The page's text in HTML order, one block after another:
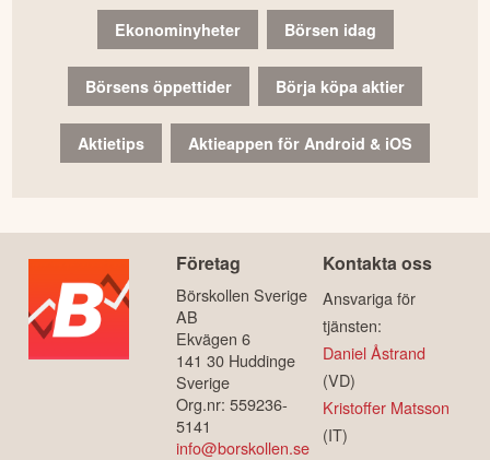
Ekonominyheter Börsen idag
Börsens öppettider Börja köpa aktier
Aktietips Aktieappen för Android & iOS
Företag
Börskollen Sverige
AB
Ekvägen 6
141 30 Huddinge
Sverige
Org.nr: 559236-
5141
info@borskollen.se
Kontakta oss
Ansvariga för
tjänsten:
Daniel Åstrand
(VD)
Kristoffer Matsson
(IT)